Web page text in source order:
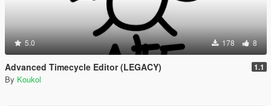
5.0 178 8
Advanced Timecycle Editor (LEGACY) 1.1
By Koukol